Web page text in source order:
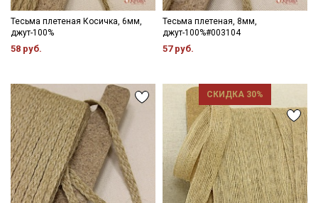
Тесьма плетеная Косичка, 6мм,
джут-100%
58 руб.
Тесьма плетеная, 8мм,
джут-100%#003104
57 руб.
СКИДКА 30%
Электронная почта
Подписаться
Ознакомлен(а) сПолитикой обработки персональных
данныхи даюСогласие на обработку персональных
данных
ДаюСогласие на получение рекламных и
информационных рассылок